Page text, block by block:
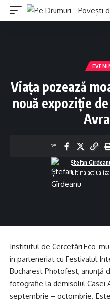
Viața pozează
nouă expoziție
Ultima
Ștefan
Institutul de Cercetări Eco-
în parteneriat cu Festivalul
Bucharest Photofest, anunță
fotografie la demisolul Casei
septembrie – octombrie.